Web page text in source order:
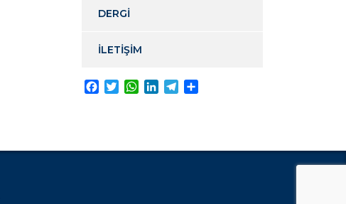
DERGİ
İLETİŞİM
Facebook
TwitterWhatsApp
LinkedInTelegram